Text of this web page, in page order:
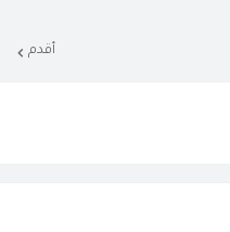
أقدم